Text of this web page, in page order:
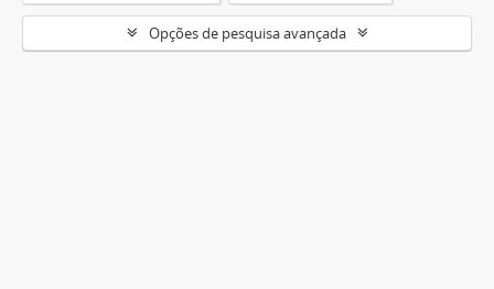
Opções de pesquisa avançada